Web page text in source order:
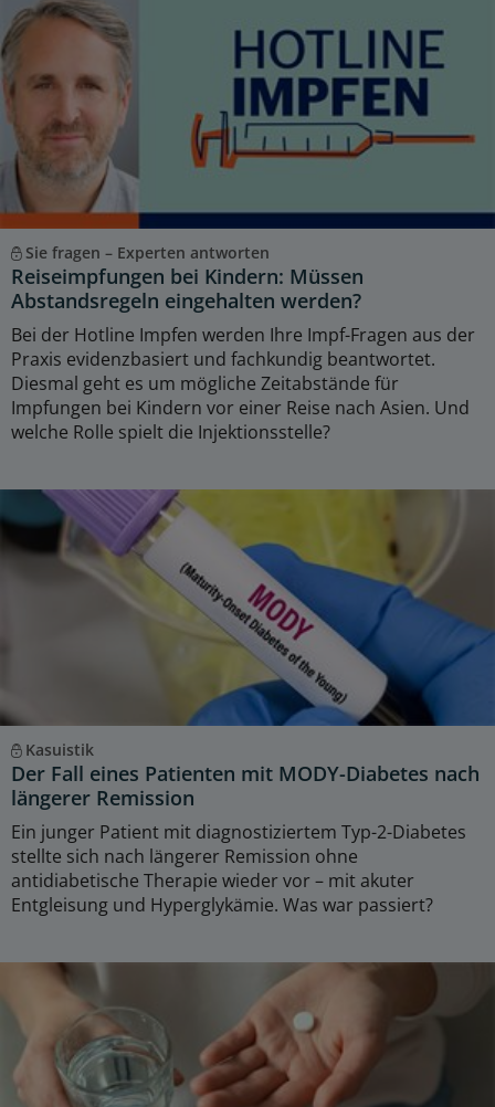
Sie fragen – Experten antworten
Reiseimpfungen bei Kindern: Müssen
Abstandsregeln eingehalten werden?
Bei der Hotline Impfen werden Ihre Impf-Fragen aus der
Praxis evidenzbasiert und fachkundig beantwortet.
Diesmal geht es um mögliche Zeitabstände für
Impfungen bei Kindern vor einer Reise nach Asien. Und
welche Rolle spielt die Injektionsstelle?
Kasuistik
Der Fall eines Patienten mit MODY-Diabetes nach
längerer Remission
Ein junger Patient mit diagnostiziertem Typ-2-Diabetes
stellte sich nach längerer Remission ohne
antidiabetische Therapie wieder vor – mit akuter
Entgleisung und Hyperglykämie. Was war passiert?